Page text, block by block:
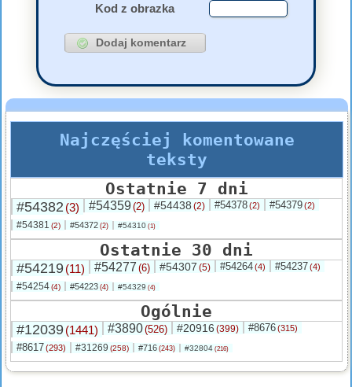
Kod z obrazka
Najczęściej komentowane
teksty
Ostatnie 7 dni
#54382 (3) #54359(2) #54438 (2) #54378(2) #54379(2)
#54381 (2) #54372 (2) #54310 (1)
Ostatnie 30 dni
#54219(11) #54277 (6) #54307 (5) #54264(4) #54237(4)
#54254(4) #54223 (4) #54329 (4)
Ogólnie
#12039(1441) #3890(526) #20916 (399) #8676(315)
#8617(293) #31269 (258) #716 (243) #32804 (216)